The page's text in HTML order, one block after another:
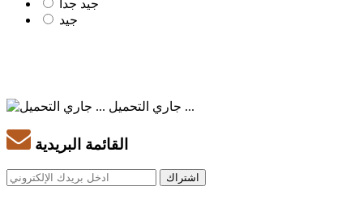
جيد جدا
جيد
جاري التحميل ...
القائمة البريدية